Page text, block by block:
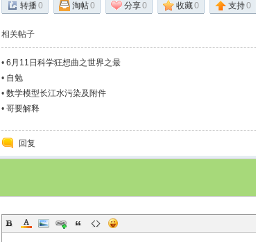
转播0 淘帖0 分享0 收藏0 支持0
相关帖子
• 6月11日科学狂想曲之世界之最
• 自勉
• 数学模型长江水污染及附件
• 哥要解释
回复